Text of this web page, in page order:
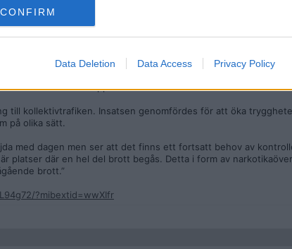
CONFIRM
Data Deletion Data Access Privacy Policy
på Höglandet en riktad insats mot tryggheten på
och flera individer rapporterades för brott.
till kollektivtrafiken. Insatsen genomfördes för att öka
på olika sätt.
med dagen men ser att det finns ett fortsatt behov av
platser där en hel del brott begås. Detta i form av
brott.”
?mibextid=wwXIfr